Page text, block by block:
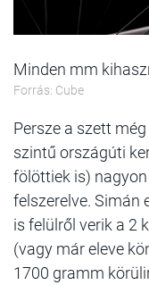
Minden mm
Forrás: Cube
Persze a szett
szintű országúti
fölöttiek is)
felszerelve. Simán
is felülről verik a 2
(vagy már eleve
1700 gramm